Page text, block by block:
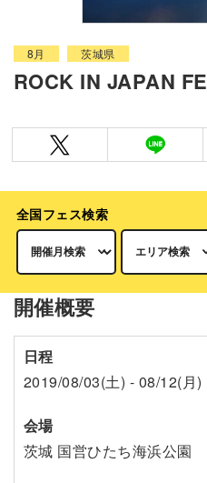
8月 茨城県
ROCK IN JAPAN
全国フェス検索
開催概要
日程
2019/08/03(土) - 08/12(月)
会場
茨城 国営ひたち海浜公園